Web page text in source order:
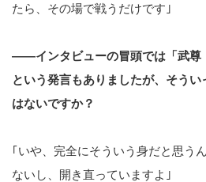
たら、その場で戦うだけです｣
――インタビューの冒頭では「武尊
という発言もありましたが、そう
はないですか？
｢いや、完全にそういう身だと思う
ないし、開き直っていますよ｣